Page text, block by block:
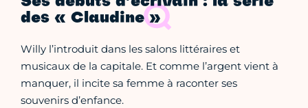
des « Claudine »
Willy l’introduit dans les salons littéraires et
musicaux de la capitale. Et comme l’argent vient à
manquer, il incite sa femme à raconter ses
souvenirs d’enfance.